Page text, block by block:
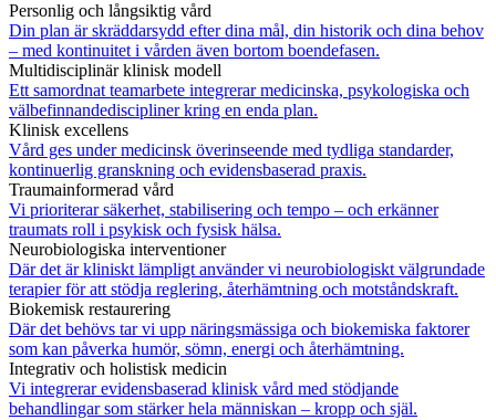
Personlig och långsiktig vård
Din plan är skräddarsydd efter dina mål, din historik och dina behov
– med kontinuitet i vården även bortom boendefasen.
Multidisciplinär klinisk modell
Ett samordnat teamarbete integrerar medicinska, psykologiska och
välbefinnandediscipliner kring en enda plan.
Klinisk excellens
Vård ges under medicinsk överinseende med tydliga standarder,
kontinuerlig granskning och evidensbaserad praxis.
Traumainformerad vård
Vi prioriterar säkerhet, stabilisering och tempo – och erkänner
traumats roll i psykisk och fysisk hälsa.
Neurobiologiska interventioner
Där det är kliniskt lämpligt använder vi neurobiologiskt välgrundade
terapier för att stödja reglering, återhämtning och motståndskraft.
Biokemisk restaurering
Där det behövs tar vi upp näringsmässiga och biokemiska faktorer
som kan påverka humör, sömn, energi och återhämtning.
Integrativ och holistisk medicin
Vi integrerar evidensbaserad klinisk vård med stödjande
behandlingar som stärker hela människan – kropp och själ.